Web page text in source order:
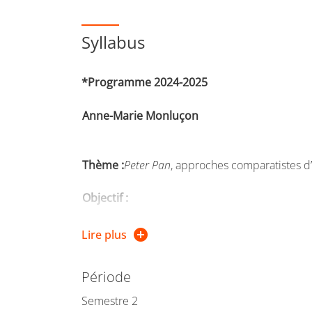
Syllabus
*Programme 2024-2025
Anne-Marie Monluçon
Thème :Peter Pan, approches comparatistes
Objectif :
Semestre axé sur l’initiation au commentaire
Approche comparatiste des oeuvres et
différents « états » : fragments de la version
Lire plus
Période
Semestre 2